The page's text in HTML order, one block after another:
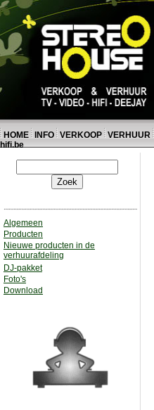
HOME INFO VERKOOP VERHUUR
hifi.be
Algemeen
Producten
Nieuwe producten in de
verhuurafdeling
DJ-pakket
Foto's
Download